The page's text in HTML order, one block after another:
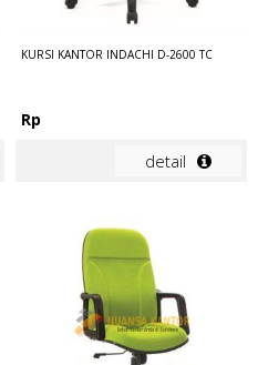
KURSI KANTOR INDACHI D-2600 TC
Rp
detail